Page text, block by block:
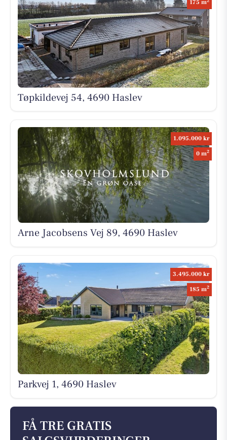
175 m
Tøpkildevej 54, 4690 Haslev
1.095.000 kr
0 m2
Arne Jacobsens Vej 89, 4690 Haslev
3.495.000 kr
185 m2
Parkvej 1, 4690 Haslev
FÅ TRE GRATIS